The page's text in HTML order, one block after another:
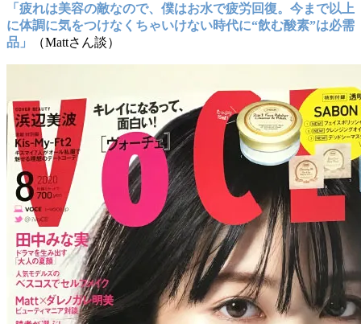
「疲れは美容の敵なので、僕はお水で疲労回復。今まで以上
に体調に気をつけなくちゃいけない時代に“飲む酸素”は必需
品」
（Mattさん談）